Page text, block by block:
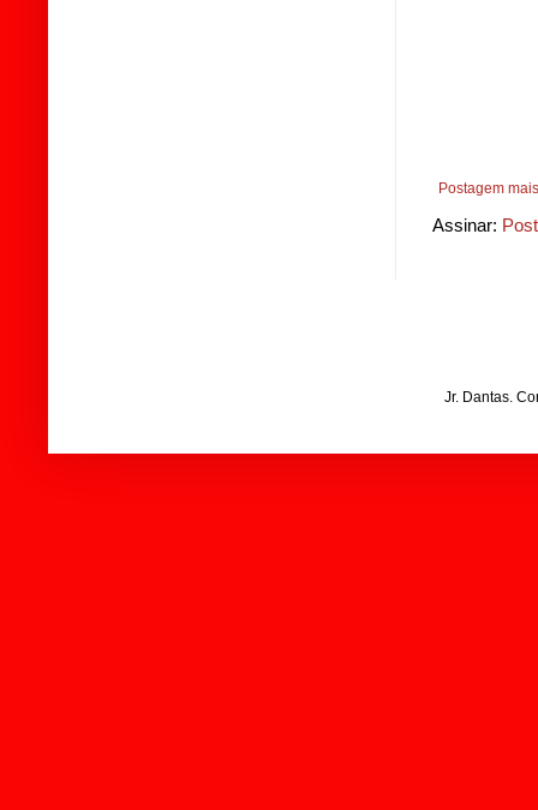
Postagem
Assinar:
Jr. Dantas.